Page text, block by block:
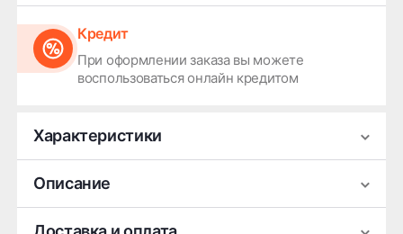
Кредит
При оформлении заказа вы можете
воспользоваться онлайн кредитом
Характеристики
Производитель
Ширина
7.5
Диаметр
17
Описание
Легковой литой диск RST R147 (R14 х 7J ET50)